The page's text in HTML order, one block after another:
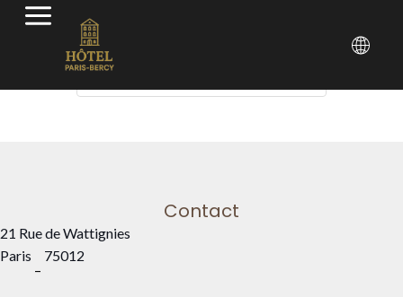
Arrivée — Départ
Contact
21 Rue de Wattignies
Paris
–
75012